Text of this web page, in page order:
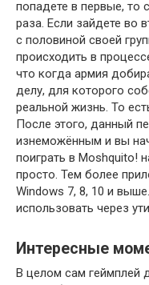
попадете в первые,
раза. Если зайдете во
с половиной своей
происходить в
что когда армия
делу, для которого
реальной жизнь. То
После этого, данный
изнеможённым и вы
поиграть в Moshquito!
просто. Тем более
Windows 7, 8, 10 и
использовать через
Интересные
В целом сам геймплей